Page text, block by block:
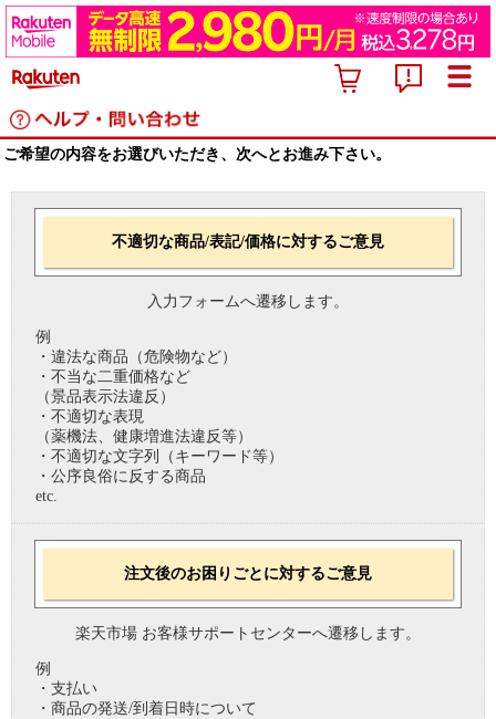
ご希望の内容をお選びいただき、次へとお進み下さい。
不適切な商品/表記/価格に対するご意見
入力フォームへ遷移します。
例
・違法な商品（危険物など）
・不当な二重価格など
（景品表示法違反）
・不適切な表現
（薬機法、健康増進法違反等）
・不適切な文字列（キーワード等）
・公序良俗に反する商品
etc.
注文後のお困りごとに対するご意見
楽天市場 お客様サポートセンターへ遷移します。
例
・支払い
・商品の発送/到着日時について